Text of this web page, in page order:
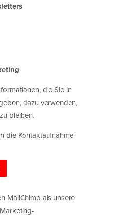
die Sie in
dazu verwenden,
bleiben.
die Kontaktaufnahme
MailChimp als unsere